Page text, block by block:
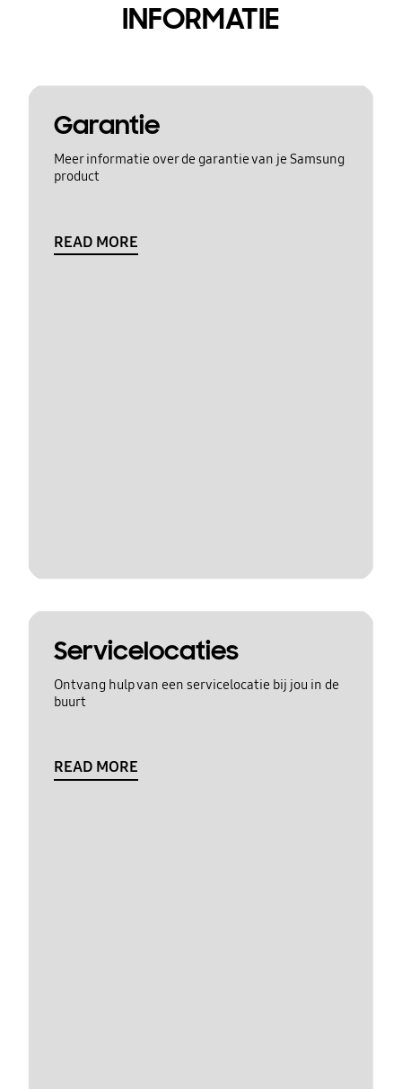
INFORMATIE
Garantie
Meer informatie over de garantie van je Samsung
product
READ MORE
Servicelocaties
Ontvang hulp van een servicelocatie bij jou in de
buurt
READ MORE